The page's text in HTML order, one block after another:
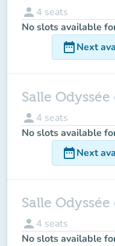
person 4 seats
No slots available
date_rangeNext
Salle
person 4 seats
No slots available
date_rangeNext
Salle
person 4 seats
No slots available